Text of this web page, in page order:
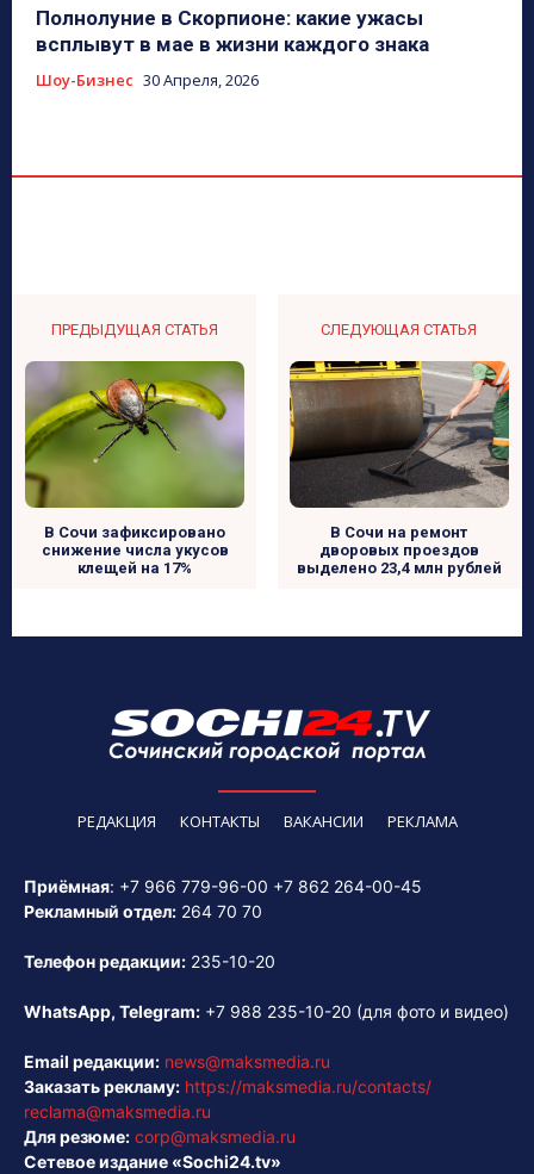
Полнолуние в Скорпионе: какие ужасы
всплывут в мае в жизни каждого знака
Шоу-Бизнес 30 Апреля, 2026
ПРЕДЫДУЩАЯ СТАТЬЯ
В Сочи зафиксировано
снижение числа укусов
клещей на 17%
СЛЕДУЮЩАЯ СТАТЬЯ
В Сочи на ремонт
дворовых проездов
выделено 23,4 млн рублей
РЕДАКЦИЯ КОНТАКТЫ ВАКАНСИИ РЕКЛАМА
Приёмная: +7 966 779-96-00 +7 862 264-00-45
Рекламный отдел: 264 70 70
Телефон редакции: 235-10-20
WhatsApp, Telegram: +7 988 235-10-20 (для фото и видео)
Email редакции: news@maksmedia.ru
Заказать рекламу: https://maksmedia.ru/contacts/
reclama@maksmedia.ru
Для резюме: corp@maksmedia.ru
Сетевое издание «Sochi24.tv»